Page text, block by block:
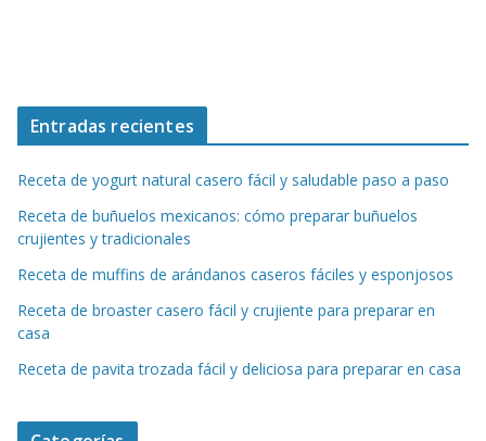
Entradas recientes
Receta de yogurt natural casero fácil y saludable paso a paso
Receta de buñuelos mexicanos: cómo preparar buñuelos
crujientes y tradicionales
Receta de muffins de arándanos caseros fáciles y esponjosos
Receta de broaster casero fácil y crujiente para preparar en
casa
Receta de pavita trozada fácil y deliciosa para preparar en casa